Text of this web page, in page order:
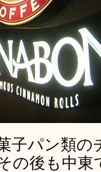
子パン類
の後も中東